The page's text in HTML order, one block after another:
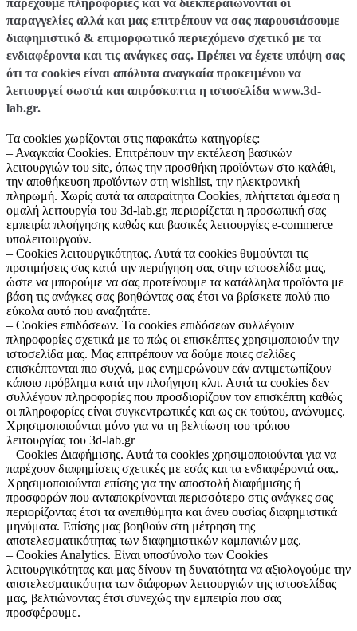
παρέχουμε πληροφορίες και να διεκπεραιώνονται οι
παραγγελίες αλλά και μας επιτρέπουν να σας παρουσιάσουμε
διαφημιστικό & επιμορφωτικό περιεχόμενο σχετικό με τα
ενδιαφέροντα και τις ανάγκες σας. Πρέπει να έχετε υπόψη σας
ότι τα cookies είναι απόλυτα αναγκαία προκειμένου να
λειτουργεί σωστά και απρόσκοπτα η ιστοσελίδα www.3d-
lab.gr.
Τα cookies χωρίζονται στις παρακάτω κατηγορίες:
– Αναγκαία Cookies. Επιτρέπουν την εκτέλεση βασικών
λειτουργιών του site, όπως την προσθήκη προϊόντων στο καλάθι,
την αποθήκευση προϊόντων στη wishlist, την ηλεκτρονική
πληρωμή. Χωρίς αυτά τα απαραίτητα Cookies, πλήττεται άμεσα η
ομαλή λειτουργία του 3d-lab.gr, περιορίζεται η προσωπική σας
εμπειρία πλοήγησης καθώς και βασικές λειτουργίες e-commerce
υπολειτουργούν.
– Cookies λειτουργικότητας. Αυτά τα cookies θυμούνται τις
προτιμήσεις σας κατά την περιήγηση σας στην ιστοσελίδα μας,
ώστε να μπορούμε να σας προτείνουμε τα κατάλληλα προϊόντα με
βάση τις ανάγκες σας βοηθώντας σας έτσι να βρίσκετε πολύ πιο
εύκολα αυτό που αναζητάτε.
– Cookies επιδόσεων. Τα cookies επιδόσεων συλλέγουν
πληροφορίες σχετικά με το πώς οι επισκέπτες χρησιμοποιούν την
ιστοσελίδα μας. Μας επιτρέπουν να δούμε ποιες σελίδες
επισκέπτονται πιο συχνά, μας ενημερώνουν εάν αντιμετωπίζουν
κάποιο πρόβλημα κατά την πλοήγηση κλπ. Αυτά τα cookies δεν
συλλέγουν πληροφορίες που προσδιορίζουν τον επισκέπτη καθώς
οι πληροφορίες είναι συγκεντρωτικές και ως εκ τούτου, ανώνυμες.
Χρησιμοποιούνται μόνο για να τη βελτίωση του τρόπου
λειτουργίας του 3d-lab.gr
– Cookies Διαφήμισης. Αυτά τα cookies χρησιμοποιούνται για να
παρέχουν διαφημίσεις σχετικές με εσάς και τα ενδιαφέροντά σας.
Χρησιμοποιούνται επίσης για την αποστολή διαφήμισης ή
προσφορών που ανταποκρίνονται περισσότερο στις ανάγκες σας
περιορίζοντας έτσι τα ανεπιθύμητα και άνευ ουσίας διαφημιστικά
μηνύματα. Επίσης μας βοηθούν στη μέτρηση της
αποτελεσματικότητας των διαφημιστικών καμπανιών μας.
– Cookies Analytics. Είναι υποσύνολο των Cookies
λειτουργικότητας και μας δίνουν τη δυνατότητα να αξιολογούμε την
αποτελεσματικότητα των διάφορων λειτουργιών της ιστοσελίδας
μας, βελτιώνοντας έτσι συνεχώς την εμπειρία που σας
προσφέρουμε.